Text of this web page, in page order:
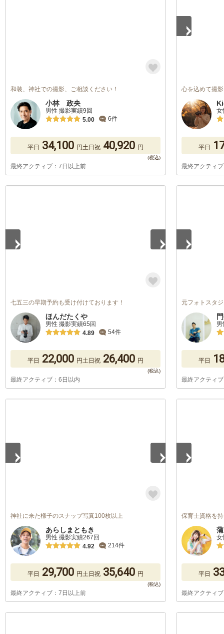
和装、神社での撮影、ご相談ください！
小林 政央
男性 撮影実績9回
5.00
6件
平日 34,100 円土日祝 40,920 円
最終アクティブ：7日以上前
心を込めて撮
女
平日
最終アクティ
七五三の早期予約も受け付けております！
ほんだたくや
男性 撮影実績65回
4.89
54件
平日 22,000 円土日祝 26,400 円
最終アクティブ：6日以内
元フォトスタ
平日
最終アクティ
神社に来た様子のスナップ写真100枚以上
あらしまともき
男性 撮影実績267回
4.92
214件
平日 29,700 円土日祝 35,640 円
最終アクティブ：7日以上前
保育士資格を
女
平日
最終アクティ